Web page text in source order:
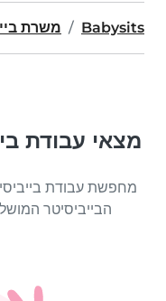
Babysits משרת
מצאי עבודת
מחפשת עבודת
הבייביסיטר